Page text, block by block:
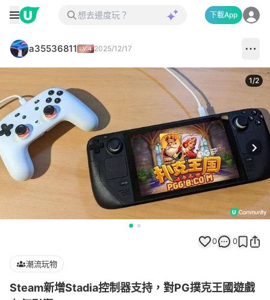
下載App
a35536811 2025/12/17
1/2
0 0
潮流玩物
Steam新增Stadia控制器支持，對PG撲克王國遊戲